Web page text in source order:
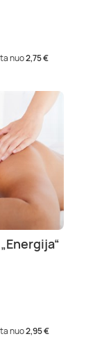
nuo2,75 €
nuo2,95 €